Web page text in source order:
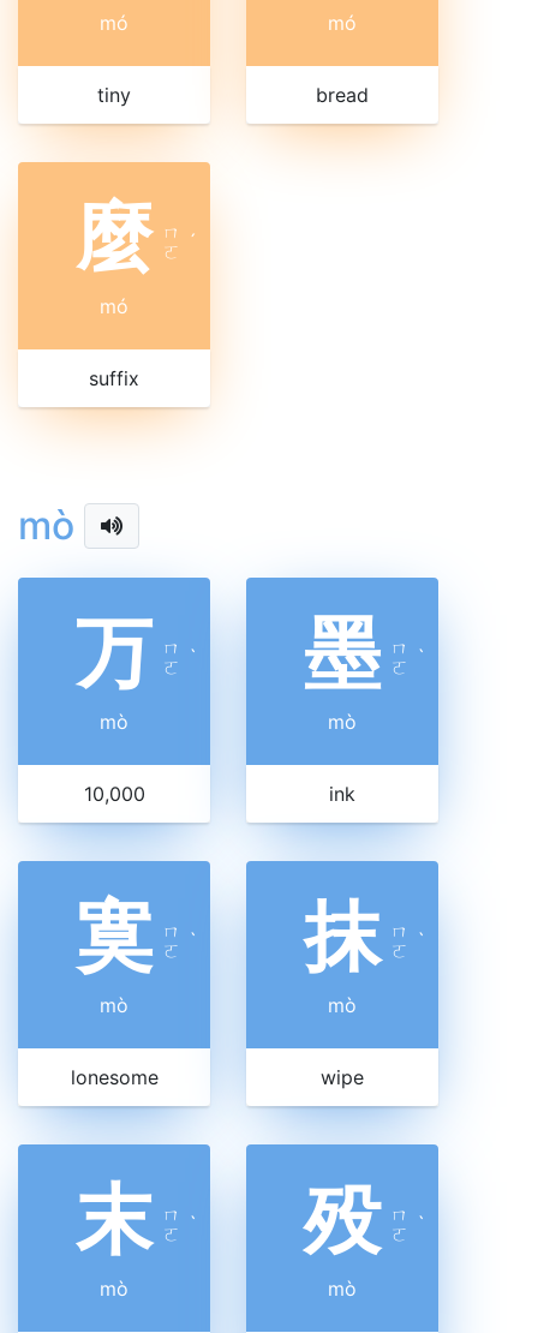
mó
tiny
mó
bread
麼 ㄇ
ㄛ ˊ
mó
suffix
mò
万 ㄇ
ㄛ ˋ
mò
10,000
墨 ㄇ
ㄛ ˋ
mò
ink
寞 ㄇ
ㄛ ˋ
mò
lonesome
抹 ㄇ
ㄛ ˋ
mò
wipe
末 ㄇ
ㄛ ˋ
mò
殁 ㄇ
ㄛ ˋ
mò